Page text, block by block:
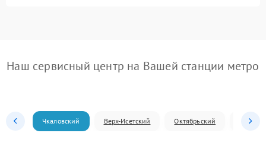
Наш сервисный центр на Вашей станции метро
Чкаловский Верх-Исетский Октябрьский